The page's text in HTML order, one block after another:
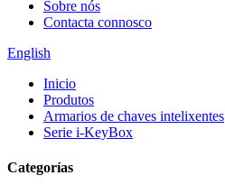
Sobre nós
Contacta connosco
English
Inicio
Produtos
Armarios de chaves intelixentes
Serie i-KeyBox
Categorías